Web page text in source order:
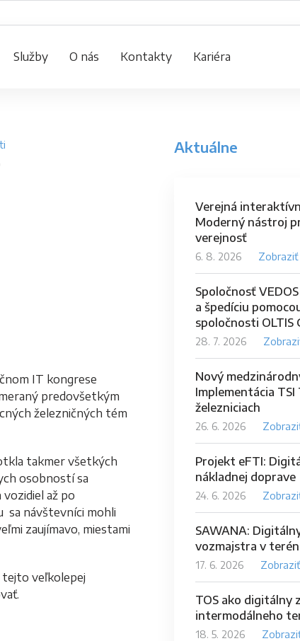
Služby O nás Kontakty Kariéra
IT kongrese
predovšetkým
železničných tém
takmer všetkých
osobností sa
až po
sa návštevníci mohli
zaujímavo, miestami
tejto veľkolepej
Aktuálne
Verejná
Moderný nástroj
verejnosť
6. 8. 2026
Spoločnosť
a špedíciu
spoločnosti OLTIS
28. 7. 2026
Nový
Implementácia TSI
železniciach
26. 6. 2026
Projekt eFTI:
nákladnej doprave
24. 6. 2026
SAWANA:
vozmajstra v
17. 6. 2026
TOS ako digitálny
intermodálneho
18. 5. 2026